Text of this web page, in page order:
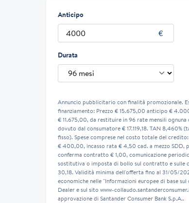
Anticipo
Durata
Annuncio pubblicitario con finalità promozionale.
finanziamento: Prezzo € 15.675,00 anticipo €
€ 11.675,00, da restituire in 96 rate mensili
dovuto dal consumatore € 17.119,18. TAN 8,460%
fisso). Spese comprese nel costo totale del
€ 400,00, incasso rata € 4,50 cad. a mezzo SDD,
conferma contratto € 1,00, comunicazione
sostitutiva o imposta di bollo sul contratto e sulle
30,18. Validità minima dell'offerta fino al 31/05/
economiche nelle "Informazioni europee di base
Dealer e sul sito www-
approvazione di Santander Consumer Bank S.p.A..